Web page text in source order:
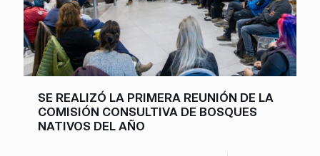
SE REALIZÓ LA PRIMERA REUNIÓN DE LA
COMISIÓN CONSULTIVA DE BOSQUES
NATIVOS DEL AÑO